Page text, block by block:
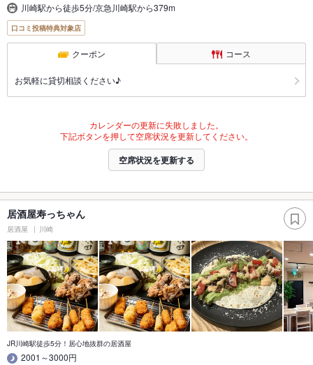
川崎駅から徒歩5分/京急川崎駅から379m
口コミ投稿特典対象店
クーポン コース
お気軽に貸切相談ください♪
カレンダーの更新に失敗しました。
下記ボタンを押して空席状況を更新してください。
空席状況を更新する
居酒屋寿っちゃん
居酒屋 川崎
JR川崎駅徒歩5分！居心地抜群の居酒屋
2001～3000円